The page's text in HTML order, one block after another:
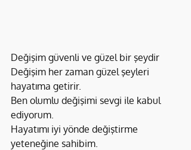
Değişim güvenli ve güzel bir şeydir
Değişim her zaman güzel şeyleri
hayatıma getirir.
Ben olumlu değişimi sevgi ile kabul
ediyorum.
Hayatımı iyi yönde değiştirme
yeteneğine sahibim.